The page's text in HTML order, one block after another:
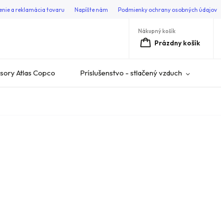
a reklamácia tovaru Napíšte nám Podmienky ochrany osobných údajov
Nákupný košík
Prázdny košík
Atlas Copco Príslušenstvo - stlačený vzduch